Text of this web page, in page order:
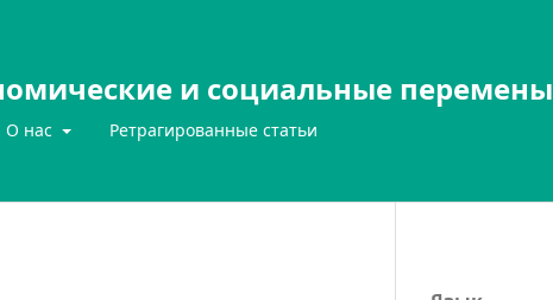
и социальные перемены
О нас Ретрагированные статьи